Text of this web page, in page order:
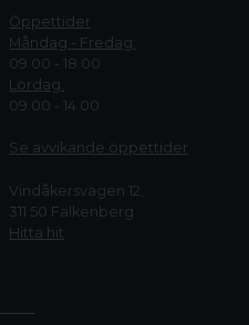
Öppettider
Måndag - Fredag:
09.00 - 18.00
Lördag:
09.00 - 14.00
Se avvikande öppettider
Vindåkersvägen 12,
311 50 Falkenberg
Hitta hit